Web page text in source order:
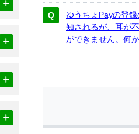
ゆうちょPayの登
知されるが、耳が
ができません。何